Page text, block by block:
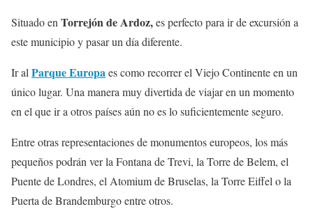
Situado enTorrejón de Ardoz,es perfecto para ir de excursión a
este municipio y pasar un día diferente.
Ir alParque Europaes como recorrer el Viejo Continente en un
único lugar. Una manera muy divertida de viajar en un momento
en el que ir a otros países aún no es lo suficientemente seguro.
Entre otras representaciones de monumentos europeos, los más
pequeños podrán ver la Fontana de Trevi, la Torre de Belem, el
Puente de Londres, el Atomium de Bruselas, la Torre Eiffel o la
Puerta de Brandemburgo entre otros.